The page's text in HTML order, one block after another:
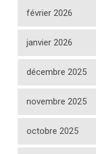
février 2026
janvier 2026
décembre 2025
novembre 2025
octobre 2025